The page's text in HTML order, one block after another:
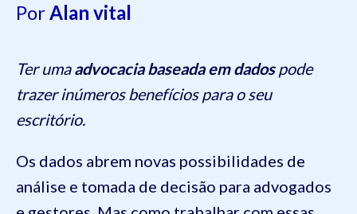
PorAlan vital
Ter umaadvocacia baseada em dadospode
trazer inúmeros benefícios para o seu
escritório.
Os dados abrem novas possibilidades de
análise e tomada de decisão para advogados